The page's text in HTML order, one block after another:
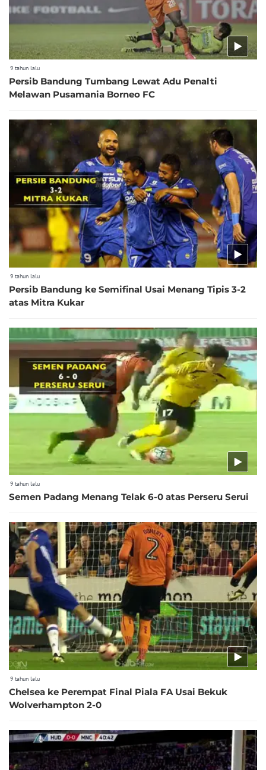
9 tahun lalu
Persib Bandung Tumbang Lewat Adu Penalti
Melawan Pusamania Borneo FC
9 tahun lalu
Persib Bandung ke Semifinal Usai Menang Tipis 3-2
atas Mitra Kukar
9 tahun lalu
Semen Padang Menang Telak 6-0 atas Perseru Serui
9 tahun lalu
Chelsea ke Perempat Final Piala FA Usai Bekuk
Wolverhampton 2-0